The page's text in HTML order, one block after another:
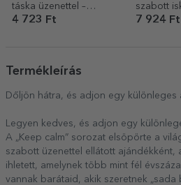
táska üzenettel –
Summer
4 723 Ft
szabott
Cute
7 924 Ft
Termékleírás
Dőljön hátra, és adjon egy különleges
Legyen kedves, és adjon egy
A „Keep calm” sorozat elsöpörte a
szabott üzenettel ellátott ajándékként,
ihletett, amelynek több mint fél
vannak barátaid, akik szeretnek „sada